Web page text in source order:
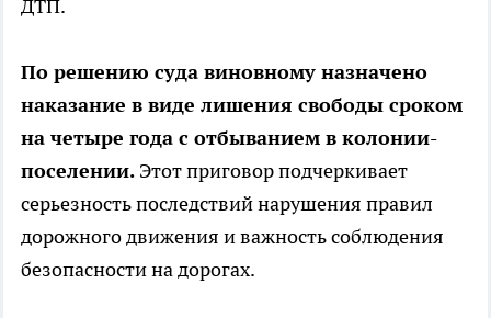
ДТП.
По решению суда виновному назначено
наказание в виде лишения свободы сроком
на четыре года с отбыванием в колонии-
поселении. Этот приговор подчеркивает
серьезность последствий нарушения правил
дорожного движения и важность соблюдения
безопасности на дорогах.